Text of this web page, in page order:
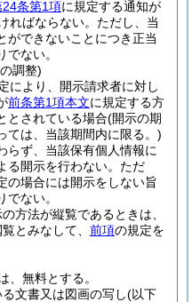
24条第1項に規定する通知が
ればならない。 ただし、当
ができないことにつき正当
ない。
調整)
により、開示請求者に対し
前条第1項本文に規定する方
とされている場合(開示の期
ては、当該期間内に限る。)
らず、当該保有個人情報に
開示を行わない。 ただ
の場合には開示をしない旨
ない。
方法が縦覧であるときは、
とみなして、 前項の規定を
、無料とする。
文書又は図画の写し(以下